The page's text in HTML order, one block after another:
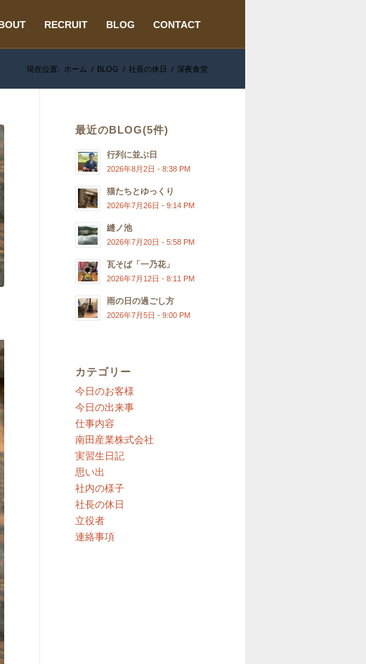
RECRUIT BLOG CONTACT
現在位置: ホーム / BLOG / 社長の休日 / 深夜食堂
最近のBLOG(5件)
行列に並ぶ日
2026年8月2日 - 8:38 PM
猫たちとゆっくり
2026年7月26日 - 9:14 PM
縫ノ池
2026年7月20日 - 5:58 PM
瓦そば「一乃花」
2026年7月12日 - 8:11 PM
雨の日の過ごし方
2026年7月5日 - 9:00 PM
カテゴリー
今日のお客様
今日の出来事
仕事内容
南田産業株式会社
実習生日記
思い出
社内の様子
社長の休日
立役者
連絡事項